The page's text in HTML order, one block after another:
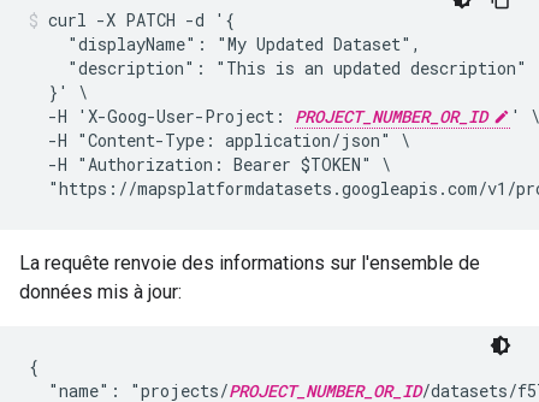
curl -X PATCH -d '{
    "displayName": "My Updated Dataset",
    "description": "This is an updated description"
  }' \
  -H 'X-Goog-User-Project:
PROJECT_NUMBER_OR_ID
' \
  -H "Content-Type: application/json" \
  -H "Authorization: Bearer $TOKEN" \
"https://mapsplatformdatasets.googleapis.com/v1/
La requête renvoie des informations sur l'ensemble de
données mis à jour:
{
  "name": "projects/
PROJECT_NUMBER_OR_ID/datasets/